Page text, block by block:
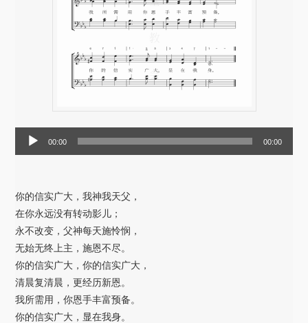
器
00:00 00:00
你的信实广大，我神我天父，
在你永远没有转动影儿；
永不改变，父神每天施怜悯，
无始无终上主，施恩不尽。
你的信实广大，你的信实广大，
清晨复清晨，更经历新恩。
我所需用，你恩手丰富预备。
你的信实广大，显在我身。